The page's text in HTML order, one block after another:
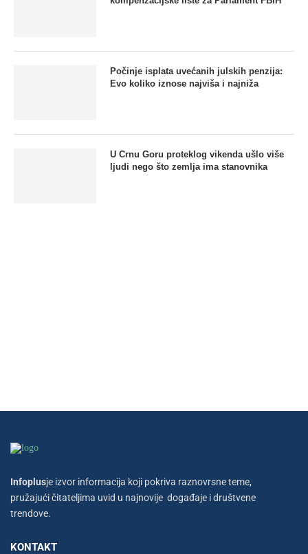
Počinje isplata uvećanih julskih penzija:
Evo koliko iznose najviša i najniža
U Crnu Goru proteklog vikenda ušlo više
ljudi nego što zemlja ima stanovnika
Infoplusje izvor informacija koji pokriva raznovrsne teme,
pružajući čitateljima uvid u najnovije događaje i društvene
trendove.
KONTAKT